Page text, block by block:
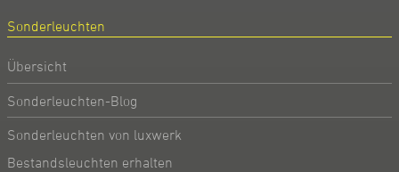
Sonderleuchten
Übersicht
Sonderleuchten-Blog
Sonderleuchten von luxwerk
Bestandsleuchten erhalten